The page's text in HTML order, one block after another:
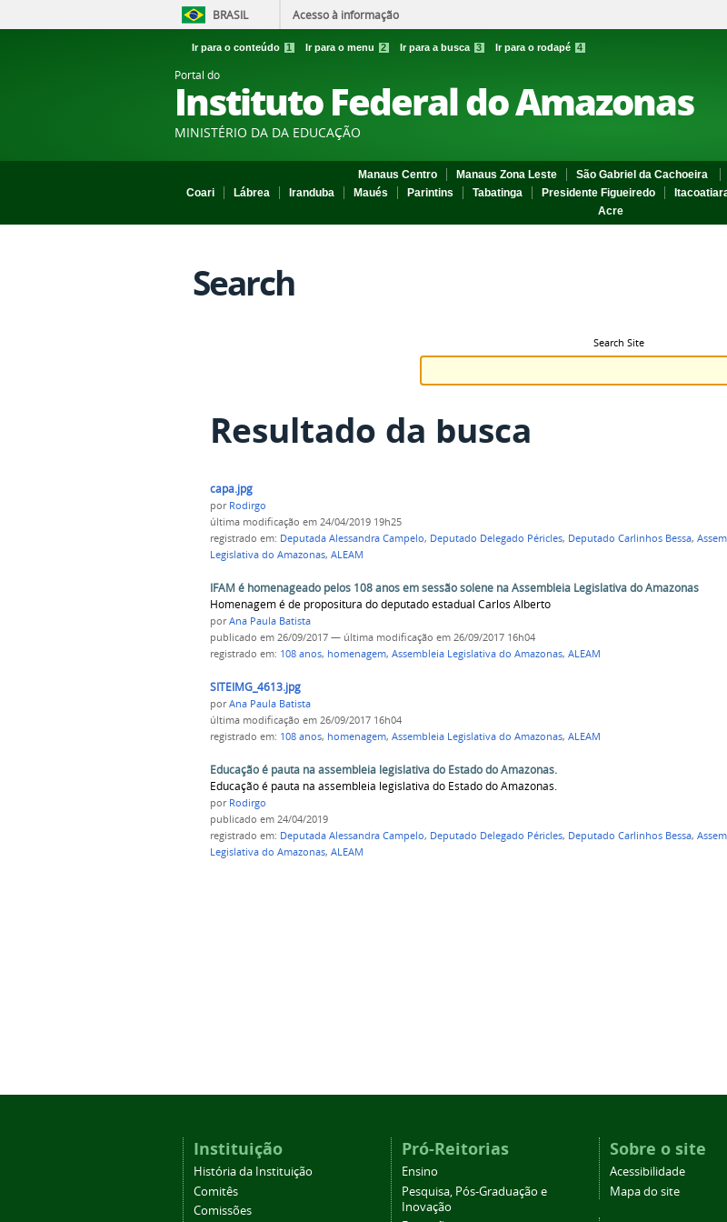
BRASIL Acesso à informação
Ir para o conteúdo 1 Ir para o menu 2 Ir para a busca 3 Ir para o rodapé 4
Portal do
Instituto Federal do Amazonas
MINISTÉRIO DA DA EDUCAÇÃO
Manaus Centro Manaus Zona Leste São Gabriel da Cachoeira
Coari
Lábrea Iranduba Maués Parintins Tabatinga Presidente Figueiredo
Acre
Search
Search Site
Resultado da busca
capa.jpg
por Rodirgo
última modificação em 24/04/2019 19h25
registrado em: Deputada Alessandra Campelo, Deputado Delegado Péricles, Deputado Carlinhos Bessa,
Legislativa do Amazonas, ALEAM
IFAM é homenageado pelos 108 anos em sessão solene na Assembleia Legislativa do Amazonas
Homenagem é de propositura do deputado estadual Carlos Alberto
porAna Paula Batista
publicado em 26/09/2017 — última modificação em 26/09/2017 16h04
registrado em: 108 anos, homenagem, Assembleia Legislativa do Amazonas, ALEAM
SITEIMG_4613.jpg
porAna Paula Batista
última modificação em 26/09/2017 16h04
registrado em: 108 anos, homenagem, Assembleia Legislativa do Amazonas, ALEAM
Educação é pauta na assembleia legislativa do Estado do Amazonas.
Educação é pauta na assembleia legislativa do Estado do Amazonas.
por Rodirgo
publicado em 24/04/2019
registrado em: Deputada Alessandra Campelo, Deputado Delegado Péricles, Deputado Carlinhos Bessa,
Legislativa do Amazonas, ALEAM
Instituição
História da Instituição
Comitês
Comissões
Pró-Reitorias
Ensino
Pesquisa, Pós-Graduação e
Inovação
Sobre o site
Acessibilidade
Mapa do site